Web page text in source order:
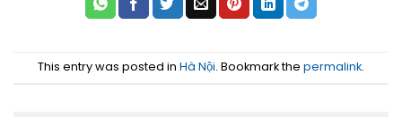
This entry was posted in Hà Nội. Bookmark the permalink.